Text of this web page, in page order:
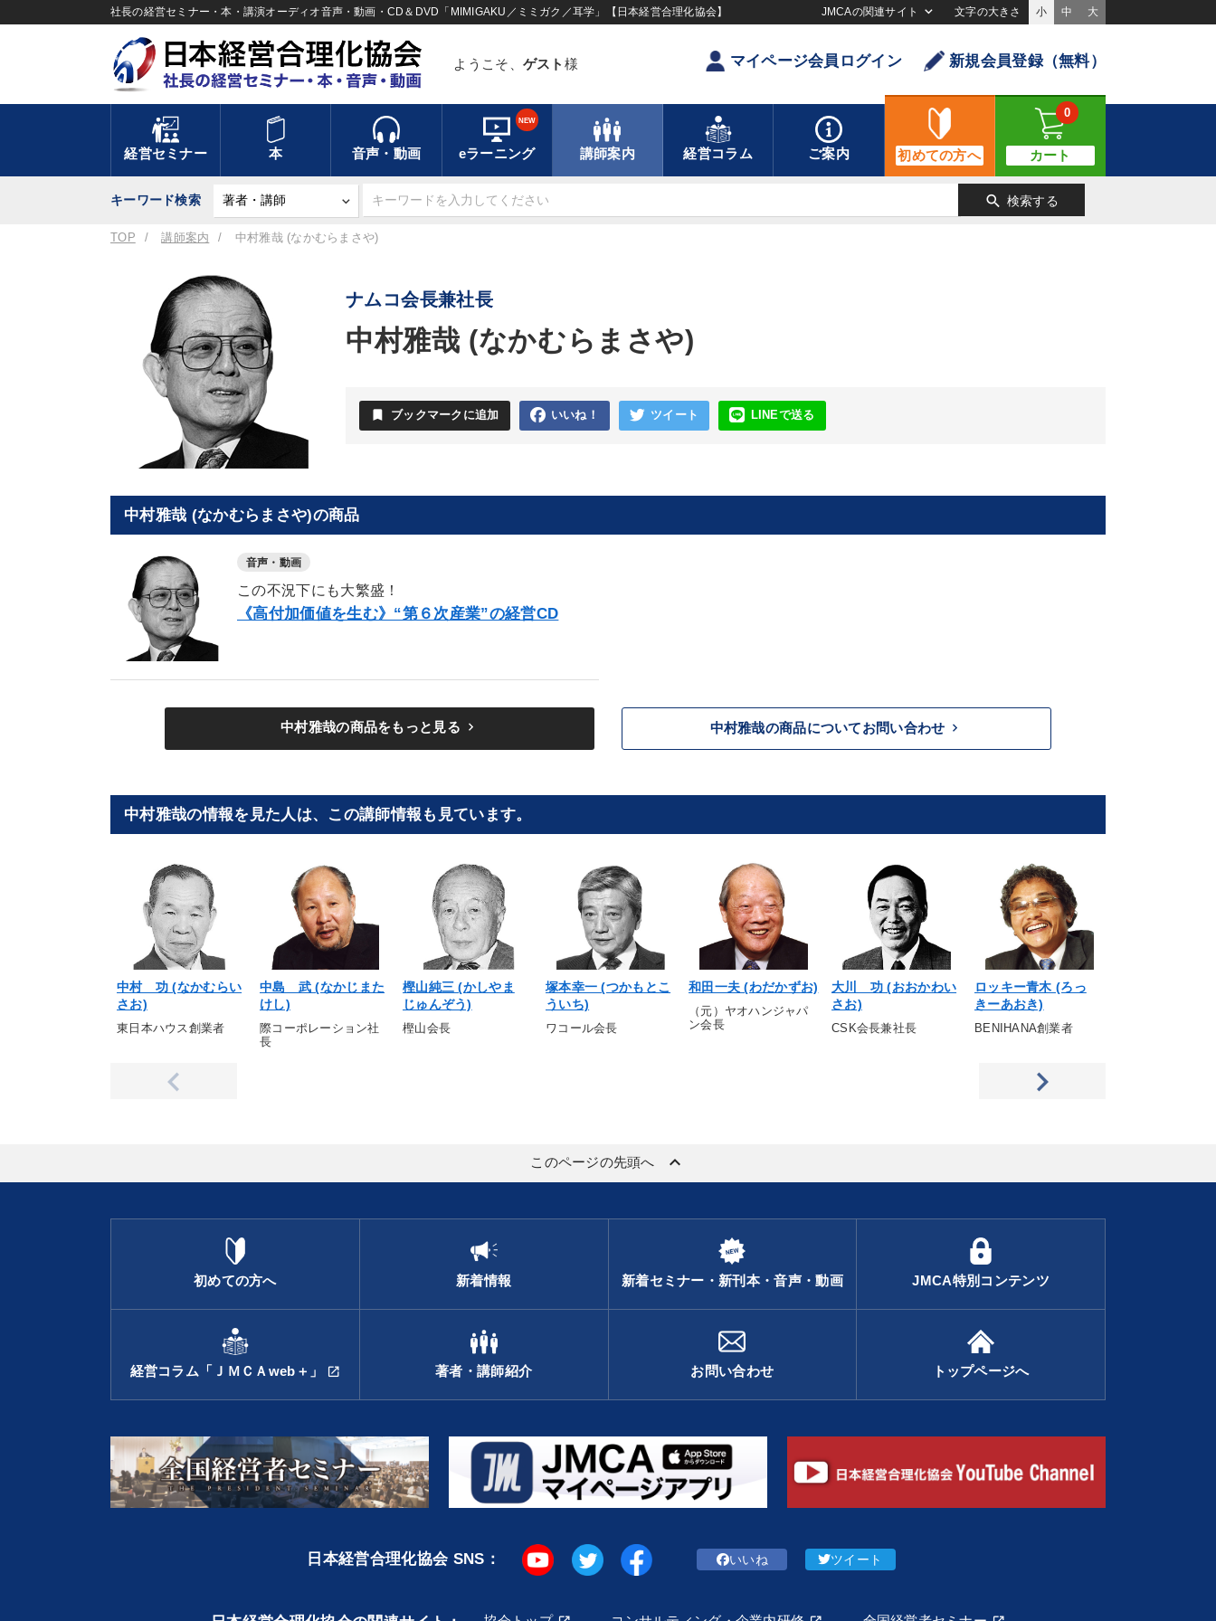
社長の経営セミナー・本・講演オーディオ音声・動画・CD＆DVD「MIMIGAKU／ミミガク／耳学」【日本経営合理化協会】 JMCAの関連サイト 文字の大きさ 小 中 大
ようこそ、 ゲスト 様 マイページ会員ログイン 新規会員登録（無料）
経営セミナー 本 音声・動画 eラーニング
NEW
講師案内 経営コラム ご案内 初めての方へ カート
0
キーワード検索 search 検索する
TOP 講師案内 中村雅哉 (なかむらまさや)
ナムコ会長兼社長
中村雅哉 (なかむらまさや)
bookmark ブックマークに追加 いいね！ ツイート LINEで送る
中村雅哉 (なかむらまさや)の商品
音声・動画
この不況下にも大繁盛！
《高付加価値を生む》“第６次産業”の経営CD
中村雅哉の商品をもっと見る keyboard_arrow_right 中村雅哉の商品についてお問い合わせ keyboard_arrow_right
中村雅哉の情報を見た人は、この講師情報も見ています。
中村 功 (なかむらい
さお)
東日本ハウス創業者
中島 武 (なかじまた
けし)
際コーポレーション社
長
樫山純三 (かしやま
じゅんぞう)
樫山会長
塚本幸一 (つかもとこ
ういち)
ワコール会長
和田一夫 (わだかずお)
（元）ヤオハンジャパ
ン会長
大川 功 (おおかわい
さお)
CSK会長兼社長
ロッキー青木 (ろっ
きーあおき)
BENIHANA創業者
このページの先頭へ keyboard_arrow_up
初めての方へ 新着情報 新着セミナー・新刊本・音声・動画 JMCA特別コンテンツ
経営コラム「ＪＭＣＡweb＋」 open_in_new 著者・講師紹介 お問い合わせ トップページへ
日本経営合理化協会 SNS： いいね ツイート